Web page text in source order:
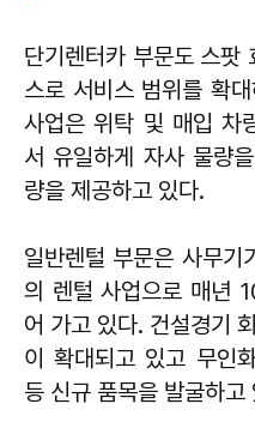
단기렌터카 부문도 스팟
스로 서비스 범위를 확
사업은 위탁 및 매입 차
서 유일하게 자사 물량
량을 제공하고 있다.
일반렌털 부문은 사무기
의 렌털 사업으로 매년
어 가고 있다. 건설경기
이 확대되고 있고 무인
등 신규 품목을 발굴하고